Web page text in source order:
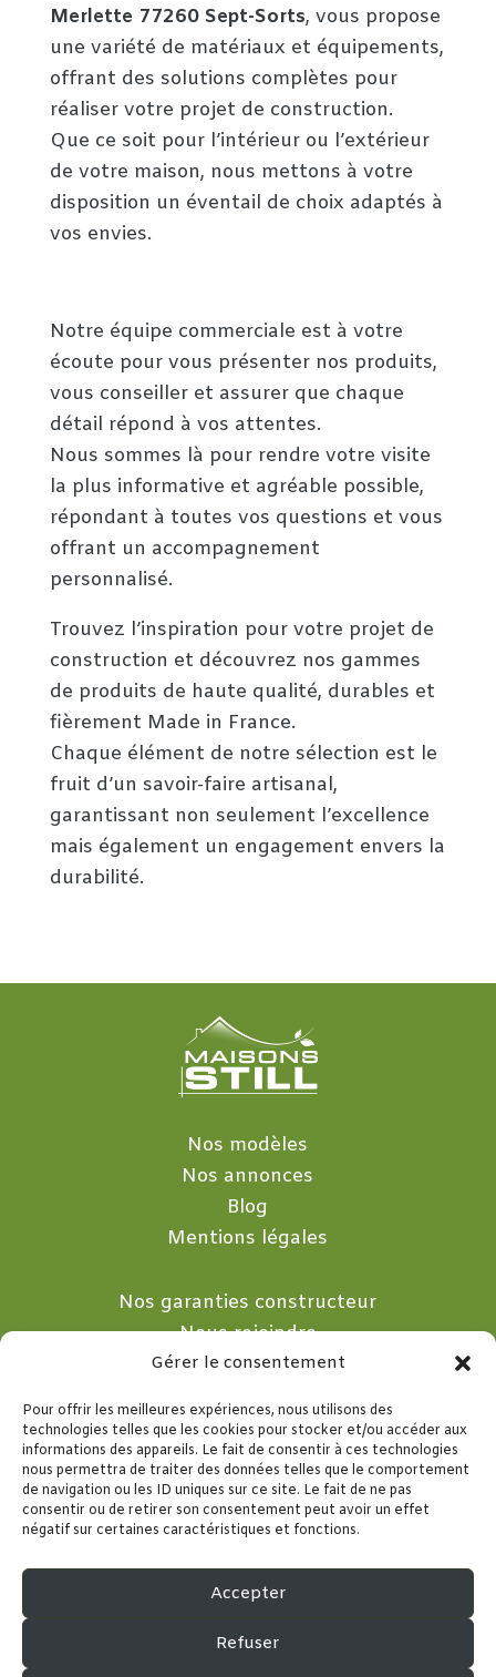
Gérer le consentement
Pour offrir les meilleures expériences, nous utilisons des
technologies telles que les cookies pour stocker et/ou accéder aux
informations des appareils. Le fait de consentir à ces technologies
nous permettra de traiter des données telles que le comportement
de navigation ou les ID uniques sur ce site. Le fait de ne pas
consentir ou de retirer son consentement peut avoir un effet
négatif sur certaines caractéristiques et fonctions.
Accepter
Refuser
Merlette 77260 Sept-Sorts, vous propose
une variété de matériaux et équipements,
offrant des solutions complètes pour
réaliser votre projet de construction.
Que ce soit pour l’intérieur ou l’extérieur
de votre maison, nous mettons à votre
disposition un éventail de choix adaptés à
vos envies.
Notre équipe commerciale est à votre
écoute pour vous présenter nos produits,
vous conseiller et assurer que chaque
détail répond à vos attentes.
Nous sommes là pour rendre votre visite
la plus informative et agréable possible,
répondant à toutes vos questions et vous
offrant un accompagnement
personnalisé.
Trouvez l’inspiration pour votre projet de
construction et découvrez nos gammes
de produits de haute qualité, durables et
fièrement Made in France.
Chaque élément de notre sélection est le
fruit d’un savoir-faire artisanal,
garantissant non seulement l’excellence
mais également un engagement envers la
durabilité.
Nos modèles
Nos annonces
Blog
Mentions légales
Nos garanties constructeur
Nous rejoindre
Nous contacter

10 Rue de la Merlette
77260 SEPT SORTS
